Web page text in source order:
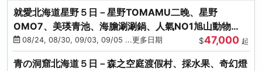
就愛北海道星野５日－星野TOMAMU二晚、星野
OMO7、美瑛青池、海膽涮涮鍋、人氣NO1旭山動物
園、海鮮和牛螃蟹吃到飽
08/24, 08/30, 09/03, 09/05 ...更多日期 $47,000 起
青の洞窟北海道５日－森之空庭渡假村、採水果、奇幻燈